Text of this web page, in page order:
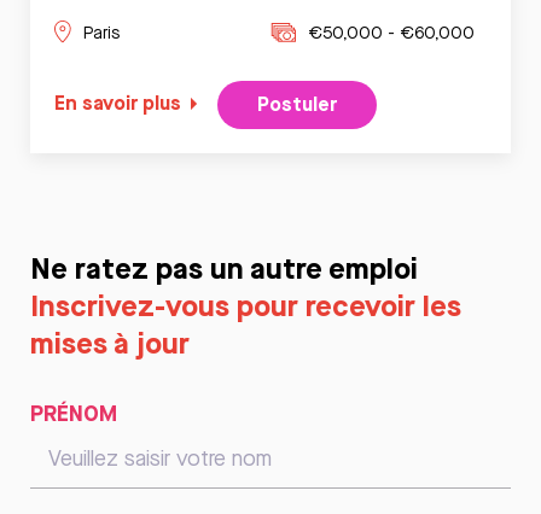
Paris €50,000 - €60,000
En savoir plus Postuler
Ne ratez pas un autre emploi
Inscrivez-vous pour recevoir les
mises à jour
PRÉNOM